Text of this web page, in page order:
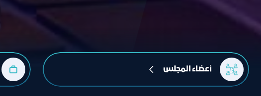
أعضاء المجلس